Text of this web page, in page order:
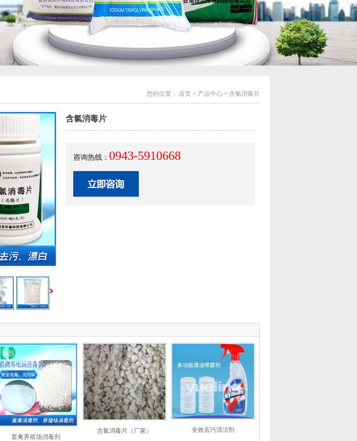
您的位置： 首页 > 产品中心 > 含氯消毒片
含氯消毒片
咨询热线： 0943-5910668
畜禽养殖场消毒剂
含氯消毒片（厂家） 全效去污清洁剂